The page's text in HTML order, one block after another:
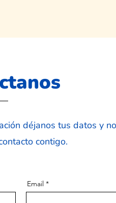
déjanos tus datos y
contigo.
Email